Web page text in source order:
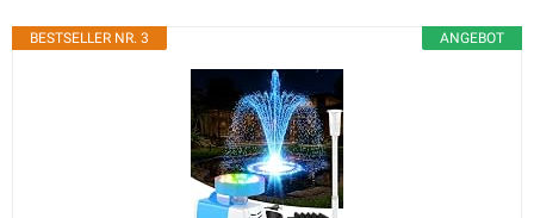
ANGEBOT
BESTSELLER NR. 3